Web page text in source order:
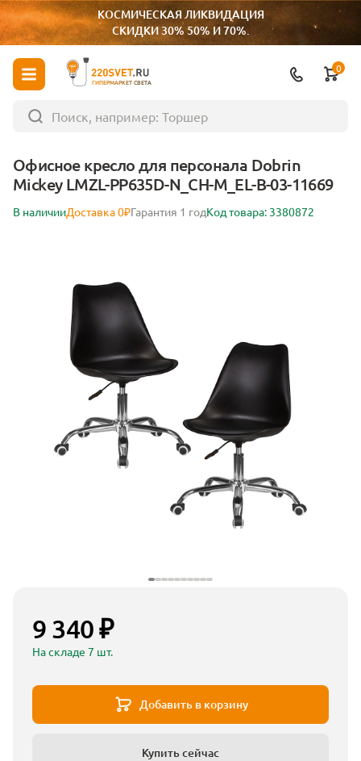
КОСМИЧЕСКАЯ ЛИКВИДАЦИЯ
СКИДКИ 30% 50% И 70%.
ГИПЕРМАРКЕТ СВЕТА
0
Офисное кресло для персонала Dobrin
Mickey LMZL-PP635D-N_CH-M_EL-B-03-11669
В наличииДоставка 0₽Гарантия 1 годКод товара: 3380872
9 340 ₽
На складе 7 шт.
Добавить в корзину
Купить сейчас